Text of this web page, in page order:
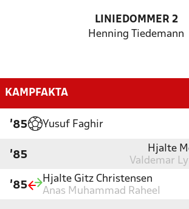
LINIEDOMMER 2
Henning Tiedemann
KAMPFAKTA
'85 Yusuf Faghir
'85
Hjalte
Valdemar
'85
Hjalte Gitz Christensen
Anas Muhammad Raheel